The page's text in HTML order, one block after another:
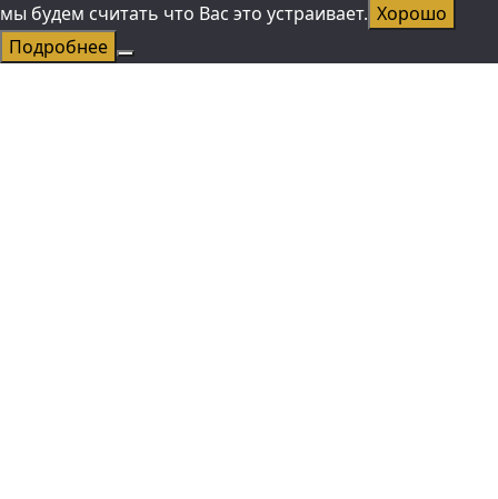
мы будем считать что Вас это устраивает. Хорошо
Подробнее